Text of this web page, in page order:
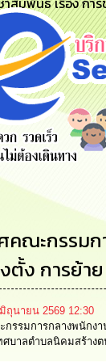
สายด่วนผู้
บริหาร
คณะกรรม
ตั้ง การย้า
ถุนายน 2569 12:30
รรมการกลางพนักงา
ศบาลตำบลนิคมสร้าง